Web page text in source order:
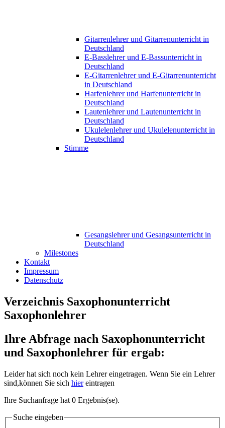
Gitarrenlehrer und Gitarrenunterricht in
Deutschland
E-Basslehrer und E-Bassunterricht in
Deutschland
E-Gitarrenlehrer und E-Gitarrenunterricht
in Deutschland
Harfenlehrer und Harfenunterricht in
Deutschland
Lautenlehrer und Lautenunterricht in
Deutschland
Ukulelenlehrer und Ukulelenunterricht in
Deutschland
Stimme
Gesangslehrer und Gesangsunterricht in
Deutschland
Milestones
Kontakt
Impressum
Datenschutz
Verzeichnis Saxophonunterricht
Saxophonlehrer
Ihre Abfrage nach Saxophonunterricht
und Saxophonlehrer für ergab:
Leider hat sich noch kein Lehrer eingetragen. Wenn Sie ein Lehrer
sind,können Sie sich hiereintragen
Ihre Suchanfrage hat 0 Ergebnis(se).
Suche eingeben